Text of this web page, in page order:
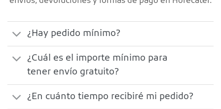
¿Hay pedido mínimo?
¿Cuál es el importe mínimo para
tener envío gratuito?
¿En cuánto tiempo recibiré mi pedido?